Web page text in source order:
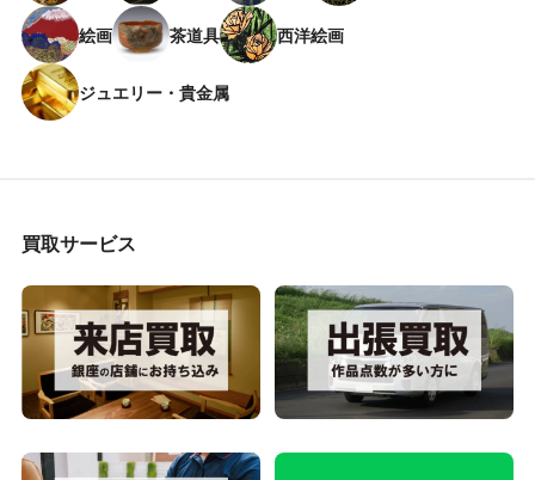
絵画 茶道具 西洋絵画
ジュエリー・貴金属
買取サービス